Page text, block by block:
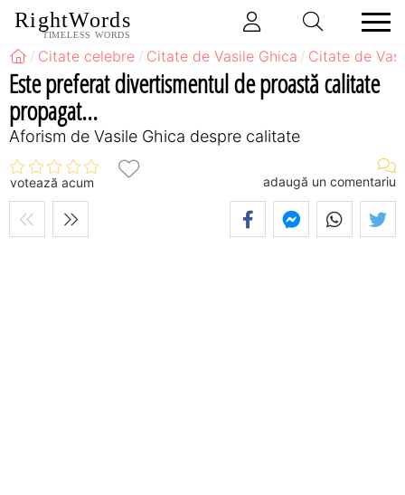
RightWords
TIMELESS WORDS
Citate celebre Citate de Vasile Ghica Citate de
Este preferat divertismentul de proastă calitate
propagat...
Aforism de Vasile Ghica despre calitate
votează acum adaugă un comentariu